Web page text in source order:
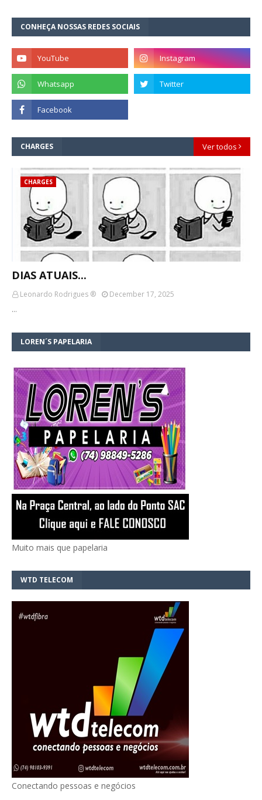
CONHEÇA NOSSAS REDES SOCIAIS
CHARGES Ver todos
CHARGES
DIAS ATUAIS...
Leonardo Rodrigues ®
December 17, 2025
…
LOREN´S PAPELARIA
Muito mais que papelaria
WTD TELECOM
Conectando pessoas e negócios